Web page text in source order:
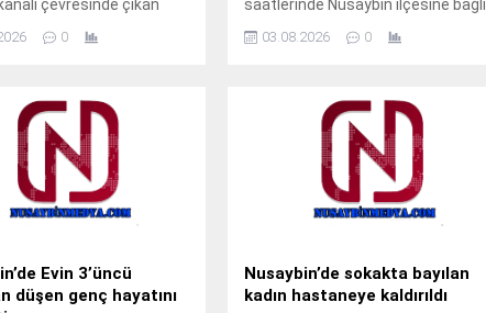
çevresinde çıkan
bazı meyve
gördü. Yangın, sabah
çevresinde
belirlenemeyen nedenle
kuru ot yangını, rüzgarın
çevredeki meyve
sıçradı. İhbar üzerine
sevk edilen itfaiye ekipleri,
0
saatlerinde Nusaybin ilçesine bağlı
kırsal Girmeli Mahallesi
mevkisindeki uluslararası
taşıdığı yük henüz öğrenilemeyen
33 BED 762 plakalı TIR,
Nusaybin’den Cizre istikametine
seyir halindeyken kontrolden
çıkarak orta refüjdeki demir
bariyerlere çarpıp devrildi.Kazada
03.08.2026 0
Evin 3’üncü
düşen genç hayatını
Nusaybin’de sokakta bayılan
kadın hastaneye kaldırıldı